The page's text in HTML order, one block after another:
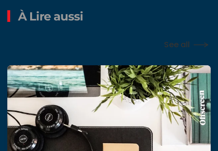
À Lire aussi
See all